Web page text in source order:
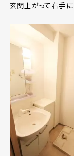
玄関上がって右手に